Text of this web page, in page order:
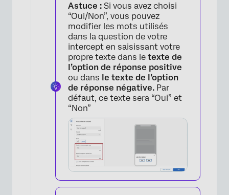
Astuce : Si vous avez choisi
“Oui/Non”, vous pouvez
modifier les mots utilisés
dans la question de votre
intercept en saisissant votre
propre texte dans le texte de
l’option de réponse positive
ou dans le texte de l’option
de réponse négative. Par
défaut, ce texte sera “Oui” et
“Non”